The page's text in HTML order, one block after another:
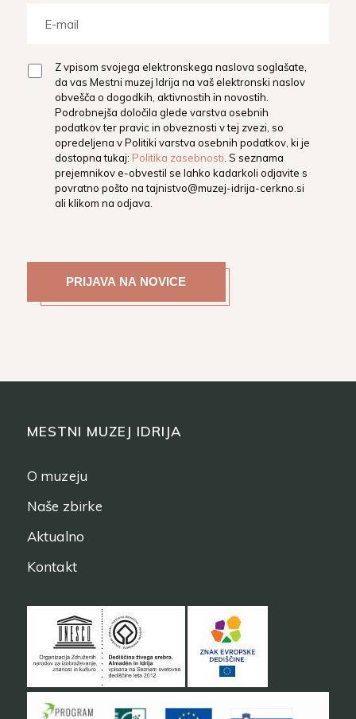
Z vpisom svojega elektronskega naslova soglašate,
da vas Mestni muzej Idrija na vaš elektronski naslov
obvešča o dogodkih, aktivnostih in novostih.
Podrobnejša določila glede varstva osebnih
podatkov ter pravic in obveznosti v tej zvezi, so
opredeljena v Politiki varstva osebnih podatkov, ki je
dostopna tukaj: Politika zasebnosti . S seznama
prejemnikov e-obvestil se lahko kadarkoli odjavite s
povratno pošto natajnistvo@muzej-idrija-cerkno.si
ali klikom na odjava.
MESTNI MUZEJ IDRIJA
O muzeju
Naše zbirke
Aktualno
Kontakt